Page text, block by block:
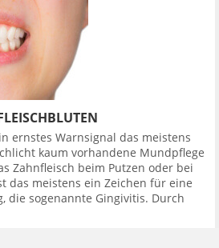
ernstes Warnsignal das meistens
kaum vorhandene Mundpflege
Zahnfleisch beim Putzen oder bei
das meistens ein Zeichen für eine
die sogenannte Gingivitis. Durch